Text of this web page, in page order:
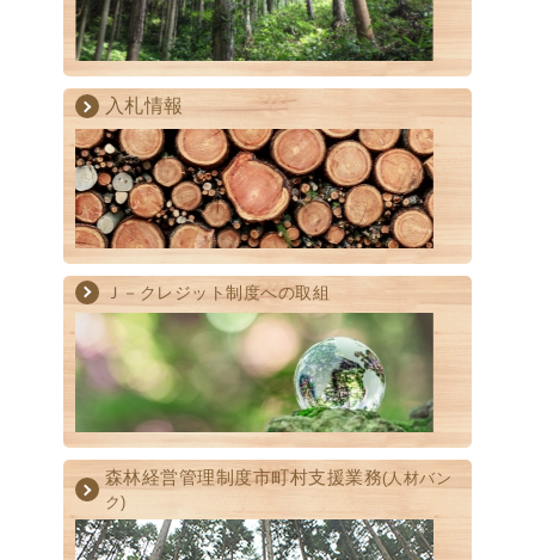
入札情報
Ｊ－クレジット制度への取組
森林経営管理制度市町村支援業務(人材バン
ク)